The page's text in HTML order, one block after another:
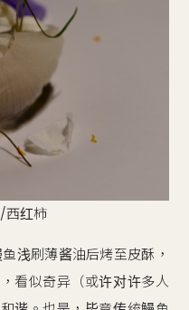
西红柿
浅刷薄酱油后烤至皮酥，
看似奇异（或许对许多人